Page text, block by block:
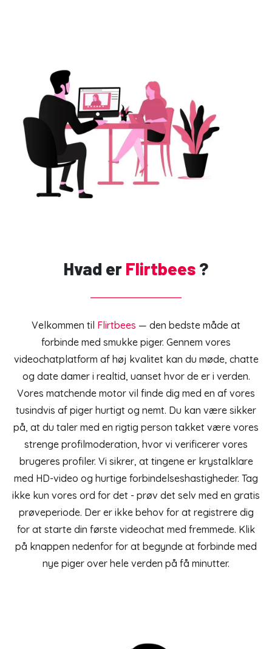
Hvad er Flirtbees ?
Velkommen til Flirtbees — den bedste måde at
forbinde med smukke piger. Gennem vores
videochatplatform af høj kvalitet kan du møde, chatte
og date damer i realtid, uanset hvor de er i verden.
Vores matchende motor vil finde dig med en af vores
tusindvis af piger hurtigt og nemt. Du kan være sikker
på, at du taler med en rigtig person takket være vores
strenge profilmoderation, hvor vi verificerer vores
brugeres profiler. Vi sikrer, at tingene er krystalklare
med HD-video og hurtige forbindelseshastigheder. Tag
ikke kun vores ord for det - prøv det selv med en gratis
prøveperiode. Der er ikke behov for at registrere dig
for at starte din første videochat med fremmede. Klik
på knappen nedenfor for at begynde at forbinde med
nye piger over hele verden på få minutter.